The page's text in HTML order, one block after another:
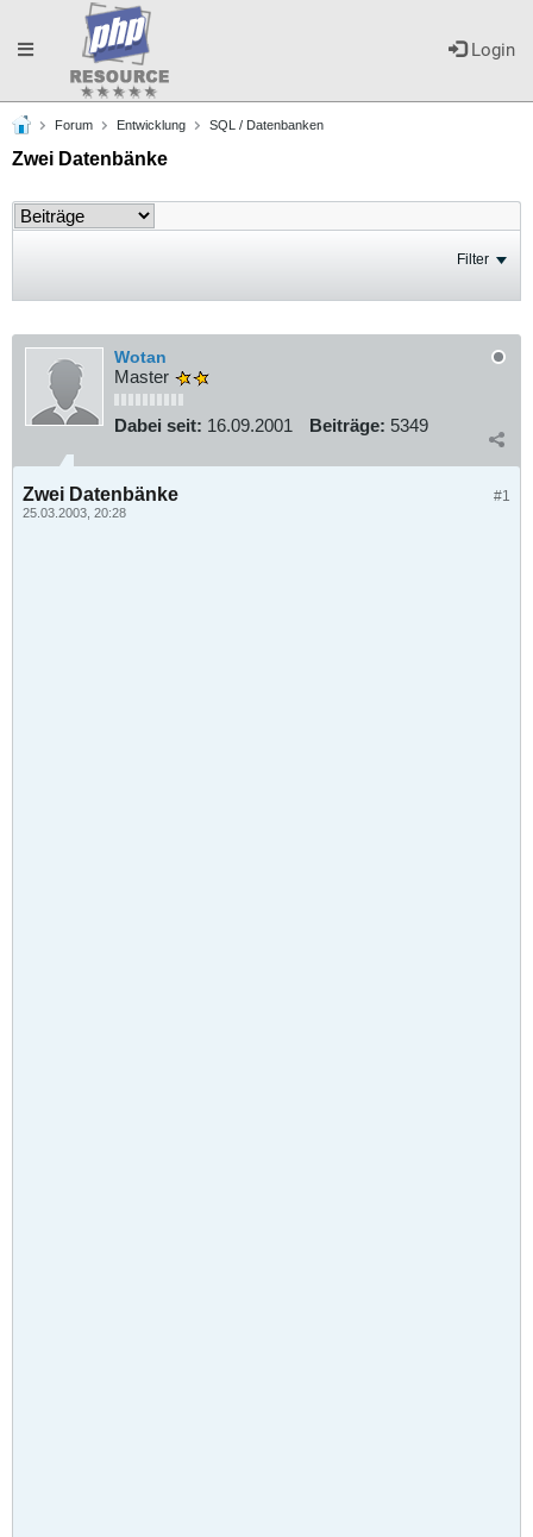
Login
Toggle
navigation
Forum Entwicklung SQL / Datenbanken
Zwei Datenbänke
Filter
Wotan
Master
Dabei seit: 16.09.2001 Beiträge: 5349
#1
Zwei Datenbänke
25.03.2003, 20:28